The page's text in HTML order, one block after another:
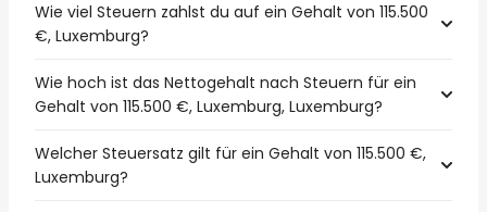
Wie viel Steuern zahlst du auf ein Gehalt von 115.500
€, Luxemburg?
Wie hoch ist das Nettogehalt nach Steuern für ein
Gehalt von 115.500 €, Luxemburg, Luxemburg?
Welcher Steuersatz gilt für ein Gehalt von 115.500 €,
Luxemburg?